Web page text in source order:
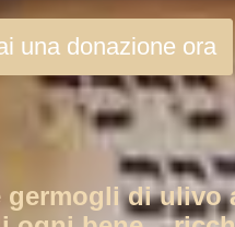
una donazione ora
di ulivo